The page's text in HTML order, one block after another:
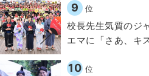
9 位
校長先生気質のジ
エマに「さあ、キ
10 位